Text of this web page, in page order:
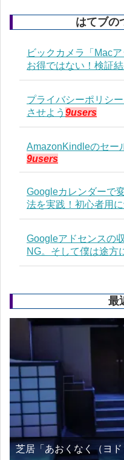
はてブの
ビックカメラ「Mac
お得ではない！検証結
プライバシーポリシ
させよう 9users
AmazonKindleのセー
9users
Googleカレンダーで
法を実践！初心者用
Googleアドセンスの
NG。そして僕は途方
最
芝居「あおくなく（ヨ